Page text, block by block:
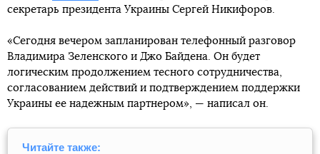
секретарь президента Украины Сергей Никифоров.
«Сегодня вечером запланирован телефонный разговор
Владимира Зеленского и Джо Байдена. Он будет
логическим продолжением тесного сотрудничества,
согласованием действий и подтверждением поддержки
Украины ее надежным партнером», — написал он.
Читайте также: